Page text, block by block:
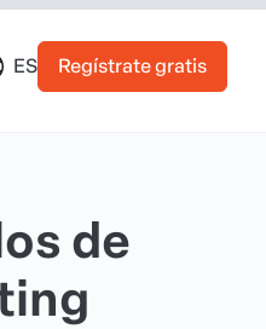
ES Regístrate gratis
de